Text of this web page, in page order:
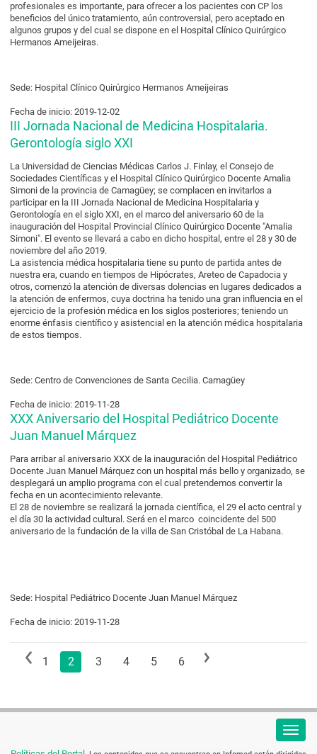
profesionales es importante, para ofrecer a los pacientes con CP los
beneficios del único tratamiento, aún controversial, pero aceptado en
algunos grupos y del cual se dispone en el Hospital Clínico Quirúrgico
Hermanos Ameijeiras.
Sede: Hospital Clínico Quirúrgico Hermanos Ameijeiras
Fecha de inicio: 2019-12-02
III Jornada Nacional de Medicina Hospitalaria.
Gerontología siglo XXI
La Universidad de Ciencias Médicas Carlos J. Finlay, el Consejo de
Sociedades Científicas y el Hospital Clínico Quirúrgico Docente Amalia
Simoni de la provincia de Camagüey; se complacen en invitarlos a
participar en la III Jornada Nacional de Medicina Hospitalaria y
Gerontología en el siglo XXI, en el marco del aniversario 60 de la
inauguración del Hospital Provincial Clínico Quirúrgico Docente "Amalia
Simoni". El evento se llevará a cabo en dicho hospital, entre el 28 y 30 de
noviembre del año 2019.
La asistencia médica hospitalaria tiene su punto de partida antes de
nuestra era, cuando en tiempos de Hipócrates, Areteo de Capadocia y
otros, comenzó la atención de diversas dolencias en lugares dedicados a
la atención de enfermos, cuya doctrina ha tenido una gran influencia en el
ejercicio de la profesión médica en los siglos posteriores; teniendo un
enorme énfasis científico y asistencial en la atención médica hospitalaria
de estos tiempos.
Sede: Centro de Convenciones de Santa Cecilia. Camagüey
Fecha de inicio: 2019-11-28
XXX Aniversario del Hospital Pediátrico Docente
Juan Manuel Márquez
Para arribar al aniversario XXX de la inauguración del Hospital Pediátrico
Docente Juan Manuel Márquez con un hospital más bello y organizado, se
desplegará un amplio programa con el cual pretendemos convertir la
fecha en un acontecimiento relevante.
El 28 de noviembre se realizará la jornada científica, el 29 el acto central y
el día 30 la actividad cultural. Será en el marco coincidente del 500
aniversario de la fundación de la villa de San Cristóbal de La Habana.
Sede: Hospital Pediátrico Docente Juan Manuel Márquez
Fecha de inicio: 2019-11-28
1 2 3 4 5 6